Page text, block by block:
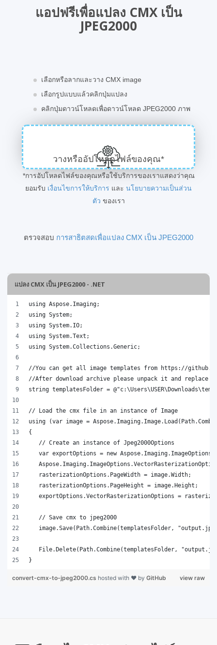
แอปฟรีเพื่อแปลง CMX เป็น
JPEG2000
เลือกหรือลากและวาง CMX image
เลือกรูปแบบแล้วคลิกปุ่มแปลง
คลิกปุ่มดาวน์โหลดเพื่อดาวน์โหลด JPEG2000 ภาพ
วางหรืออัปโหลดไฟล์ของคุณ*
*การอัปโหลดไฟล์ของคุณหรือใช้บริการของเราแสดงว่าคุณ
ยอมรับ เงื่อนไขการให้บริการ และ นโยบายความเป็นส่วน
ตัว ของเรา
ตรวจสอบ การสาธิตสดเพื่อแปลง CMX เป็น JPEG2000
แปลง CMX เป็น JPEG2000 - .NET
}
view raw
convert-cmx-to-jpeg2000.cs hosted with ❤ by GitHub